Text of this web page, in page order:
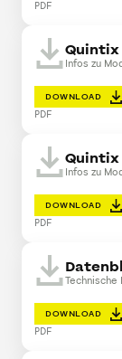
PDF
Infos zu
DOWNLOAD
PDF
Infos zu
DOWNLOAD
PDF
DOWNLOAD
PDF